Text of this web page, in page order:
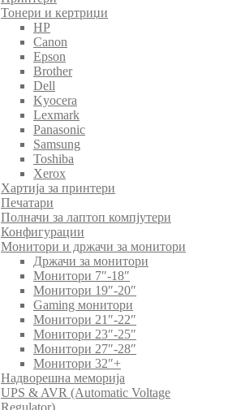
Тонери и кертриџи
HP
Canon
Epson
Brother
Dell
Kyocera
Lexmark
Panasonic
Samsung
Toshiba
Xerox
Хартија за принтери
Печатари
Полначи за лаптоп компјутери
Конфигурации
Монитори и држачи за монитори
Држачи за монитори
Монитори 7″-18″
Монитори 19″-20″
Gaming монитори
Монитори 21″-22″
Монитори 23″-25″
Монитори 27″-28″
Монитори 32″+
Надворешна меморија
UPS & AVR (Automatic Voltage
Regulator)